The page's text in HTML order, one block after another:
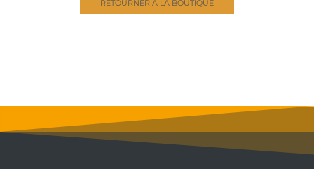
RETOURNER À LA BOUTIQUE